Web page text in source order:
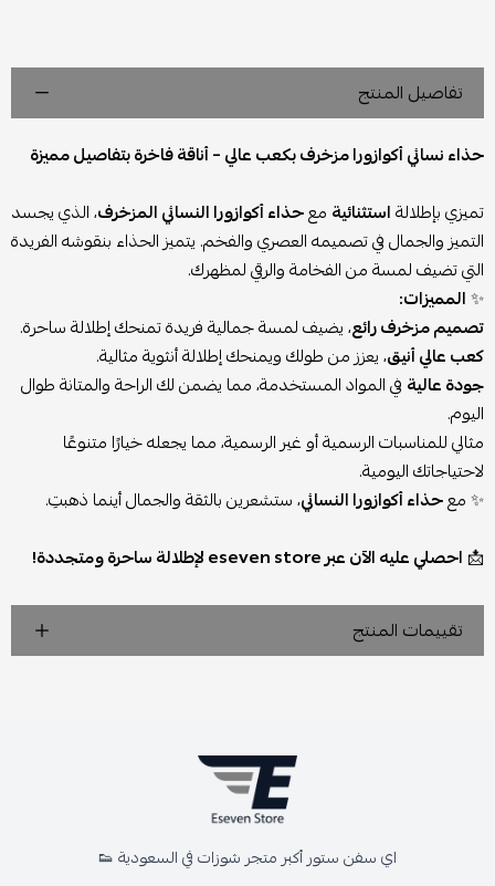
تفاصيل المنتج
حذاء نسائي أكوازورا مزخرف بكعب عالي – أناقة فاخرة بتفاصيل مميزة
تميزي بإطلالةاستثنائية معحذاء أكوازورا النسائي المزخرف، الذي يجسد
التميز والجمال في تصميمه العصري والفخم. يتميز الحذاء بنقوشه الفريدة
التي تضيف لمسة من الفخامة والرقي لمظهرك.
✨المميزات:
تصميم مزخرف رائع، يضيف لمسة جمالية فريدة تمنحك إطلالة ساحرة.
كعب عالي أنيق، يعزز من طولك ويمنحك إطلالة أنثوية مثالية.
جودة عالية في المواد المستخدمة، مما يضمن لك الراحة والمتانة طوال
اليوم.
مثالي للمناسبات الرسمية أو غير الرسمية، مما يجعله خيارًا متنوعًا
لاحتياجاتك اليومية.
✨ معحذاء أكوازورا النسائي، ستشعرين بالثقة والجمال أينما ذهبتِ.
📩 احصلي عليه الآن عبر eseven store لإطلالة ساحرة ومتجددة!
تقييمات المنتج
اي سفن ستور أكبر متجر شوزات في السعودية 👟